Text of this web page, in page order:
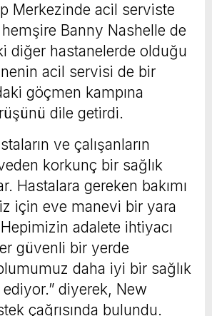
Merkezinde acil serviste
Banny Nashelle de
diğer hastanelerde olduğu
acil servisi de bir
göçmen kampına
dile getirdi.
ve çalışanların
korkunç bir sağlık
Hastalara gereken bakımı
için eve manevi bir yara
adalete ihtiyacı
güvenli bir yerde
daha iyi bir sağlık
diyerek, New
çağrısında bulundu.